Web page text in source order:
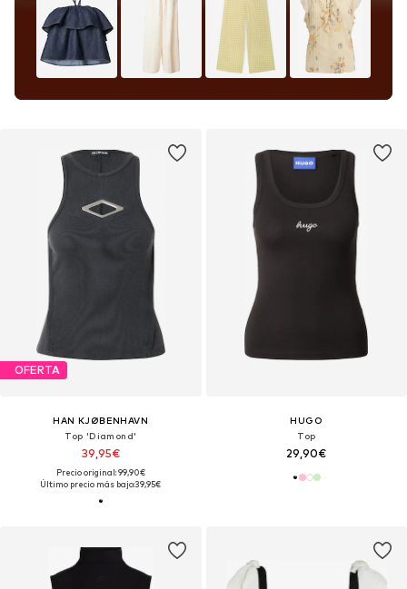
OFERTA
HAN KJØBENHAVN
Top 'Diamond'
39,95€
Precio original: 99,90€
Último precio más bajo:39,95€
HUGO
Top
29,90€